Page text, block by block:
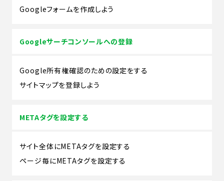
Googleフォームを作成しよう
Googleサーチコンソールへの登録
Google所有権確認のための設定をする
サイトマップを登録しよう
METAタグを設定する
サイト全体にMETAタグを設定する
ページ毎にMETAタグを設定する